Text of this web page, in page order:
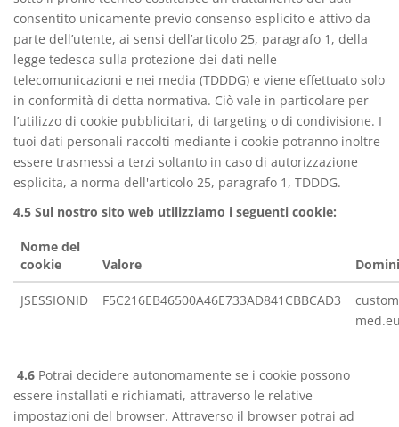
consentito unicamente previo consenso esplicito e attivo da
parte dell’utente, ai sensi dell’articolo 25, paragrafo 1, della
legge tedesca sulla protezione dei dati nelle
telecomunicazioni e nei media (TDDDG) e viene effettuato solo
in conformità di detta normativa. Ciò vale in particolare per
l’utilizzo di cookie pubblicitari, di targeting o di condivisione. I
tuoi dati personali raccolti mediante i cookie potranno inoltre
essere trasmessi a terzi soltanto in caso di autorizzazione
esplicita, a norma dell'articolo 25, paragrafo 1, TDDDG.
4.5 Sul nostro sito web utilizziamo i seguenti cookie:
Nome del
cookie
Valore
JSESSIONID F5C216EB46500A46E733AD841CBBCAD3
4.6 Potrai decidere autonomamente se i cookie possono
essere installati e richiamati, attraverso le relative
impostazioni del browser. Attraverso il browser potrai ad